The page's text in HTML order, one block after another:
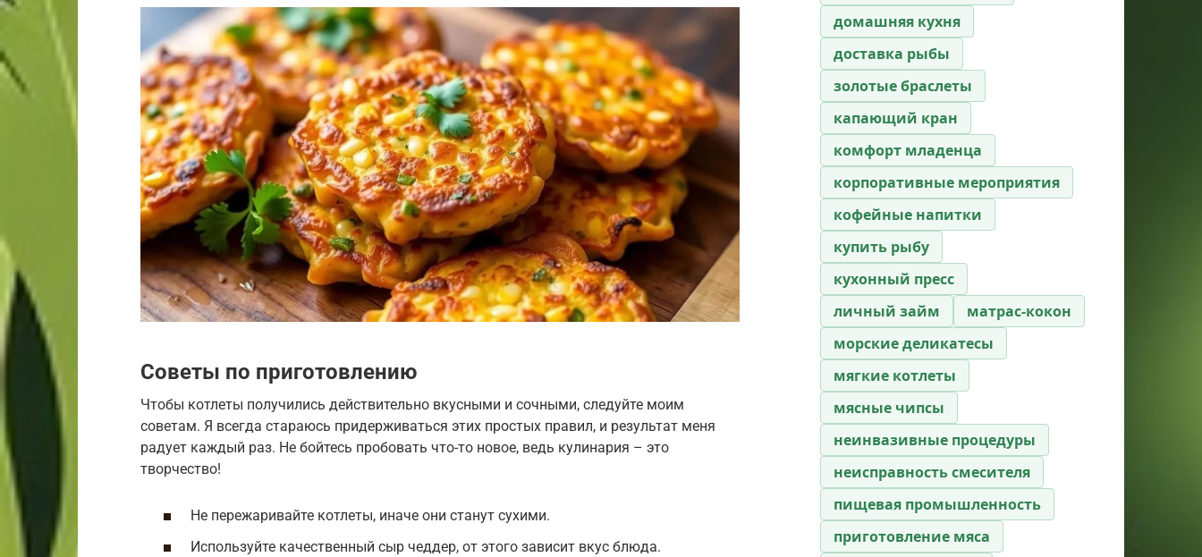
Советы по приготовлению
Чтобы котлеты получились действительно вкусными и сочными, следуйте моим
советам. Я всегда стараюсь придерживаться этих простых правил, и результат меня
радует каждый раз. Не бойтесь пробовать что-то новое, ведь кулинария – это
творчество!
Не пережаривайте котлеты, иначе они станут сухими.
Используйте качественный сыр чеддер, от этого зависит вкус блюда.
домашняя кухня
доставка рыбы
золотые браслеты
капающий кран
комфорт младенца
корпоративные мероприятия
кофейные напитки
купить рыбу
кухонный пресс
личный займ
матрас-кокон
морские деликатесы
мягкие котлеты
мясные чипсы
неинвазивные процедуры
неисправность смесителя
пищевая промышленность
приготовление мяса